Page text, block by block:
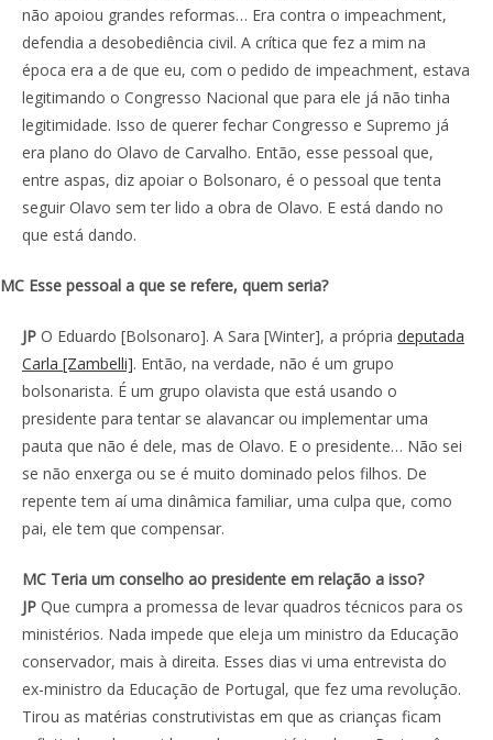
não apoiou grandes reformas… Era contra o impeachment,
defendia a desobediência civil. A crítica que fez a mim na
época era a de que eu, com o pedido de impeachment, estava
legitimando o Congresso Nacional que para ele já não tinha
legitimidade. Isso de querer fechar Congresso e Supremo já
era plano do Olavo de Carvalho. Então, esse pessoal que,
entre aspas, diz apoiar o Bolsonaro, é o pessoal que tenta
seguir Olavo sem ter lido a obra de Olavo. E está dando no
que está dando.
MC Esse pessoal a que se refere, quem seria?
JP O Eduardo [Bolsonaro]. A Sara [Winter], a própria deputada
Carla [Zambelli]. Então, na verdade, não é um grupo
bolsonarista. É um grupo olavista que está usando o
presidente para tentar se alavancar ou implementar uma
pauta que não é dele, mas de Olavo. E o presidente… Não sei
se não enxerga ou se é muito dominado pelos filhos. De
repente tem aí uma dinâmica familiar, uma culpa que, como
pai, ele tem que compensar.
MC Teria um conselho ao presidente em relação a isso?
JP Que cumpra a promessa de levar quadros técnicos para os
ministérios. Nada impede que eleja um ministro da Educação
conservador, mais à direita. Esses dias vi uma entrevista do
ex-ministro da Educação de Portugal, que fez uma revolução.
Tirou as matérias construtivistas em que as crianças ficam